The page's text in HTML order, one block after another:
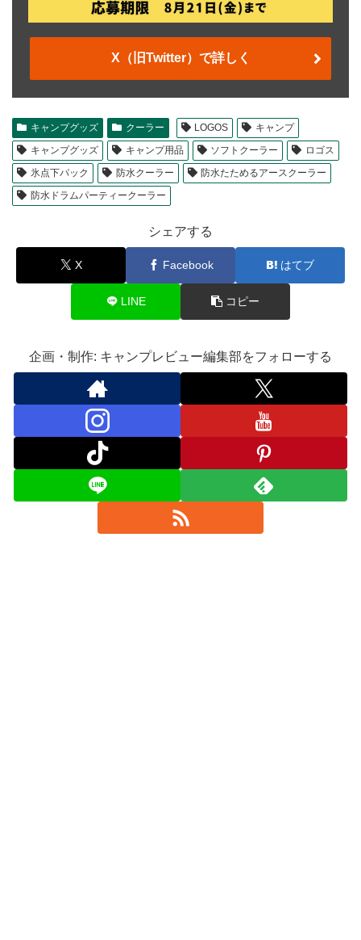
X（旧Twitter）で詳しく
キャンプグッズ クーラー LOGOS
キャンプ
キャンプグッズ
キャンプ用品 ソフトクーラー
ロゴス
氷点下パック
防水クーラー
防水たためるアースクーラー
防水ドラムパーティークーラー
シェアする
X Facebook はてブ
LINE コピー
企画・制作: キャンプレビュー編集部をフォローする